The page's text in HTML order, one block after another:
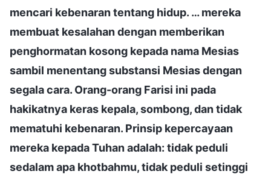
mencari kebenaran tentang hidup. … mereka
membuat kesalahan dengan memberikan
penghormatan kosong kepada nama Mesias
sambil menentang substansi Mesias dengan
segala cara. Orang-orang Farisi ini pada
hakikatnya keras kepala, sombong, dan tidak
mematuhi kebenaran. Prinsip kepercayaan
mereka kepada Tuhan adalah: tidak peduli
sedalam apa khotbahmu, tidak peduli setinggi